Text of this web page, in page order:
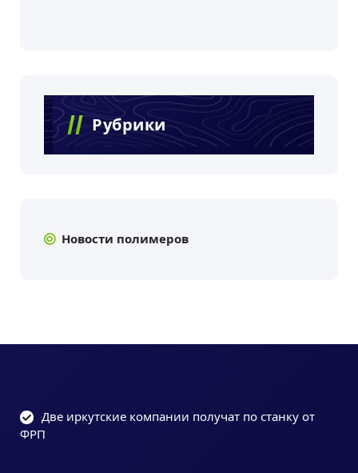
Рубрики
Новости полимеров
Две иркутские компании получат по станку от
ФРП